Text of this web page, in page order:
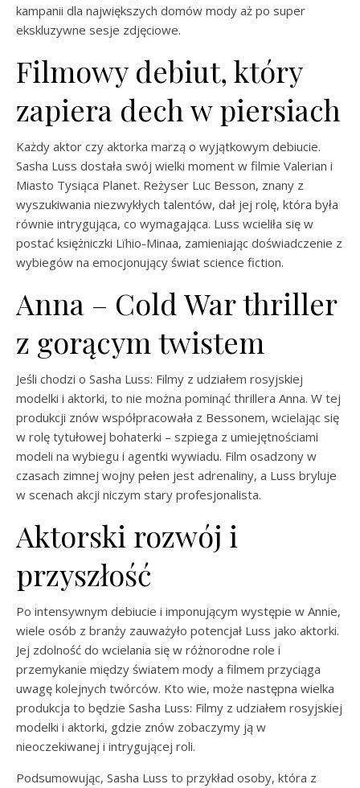
kampanii dla największych domów mody aż po super
ekskluzywne sesje zdjęciowe.
Filmowy debiut, który
zapiera dech w piersiach
Każdy aktor czy aktorka marzą o wyjątkowym debiucie.
Sasha Luss dostała swój wielki moment w filmie Valerian i
Miasto Tysiąca Planet. Reżyser Luc Besson, znany z
wyszukiwania niezwykłych talentów, dał jej rolę, która była
równie intrygująca, co wymagająca. Luss wcieliła się w
postać księżniczki Lïhio-Minaa, zamieniając doświadczenie z
wybiegów na emocjonujący świat science fiction.
Anna – Cold War thriller
z gorącym twistem
Jeśli chodzi o Sasha Luss: Filmy z udziałem rosyjskiej
modelki i aktorki, to nie można pominąć thrillera Anna. W tej
produkcji znów współpracowała z Bessonem, wcielając się
w rolę tytułowej bohaterki – szpiega z umiejętnościami
modeli na wybiegu i agentki wywiadu. Film osadzony w
czasach zimnej wojny pełen jest adrenaliny, a Luss bryluje
w scenach akcji niczym stary profesjonalista.
Aktorski rozwój i
przyszłość
Po intensywnym debiucie i imponującym występie w Annie,
wiele osób z branży zauważyło potencjał Luss jako aktorki.
Jej zdolność do wcielania się w różnorodne role i
przemykanie między światem mody a filmem przyciąga
uwagę kolejnych twórców. Kto wie, może następna wielka
produkcja to będzie Sasha Luss: Filmy z udziałem rosyjskiej
modelki i aktorki, gdzie znów zobaczymy ją w
nieoczekiwanej i intrygującej roli.
Podsumowując, Sasha Luss to przykład osoby, która z